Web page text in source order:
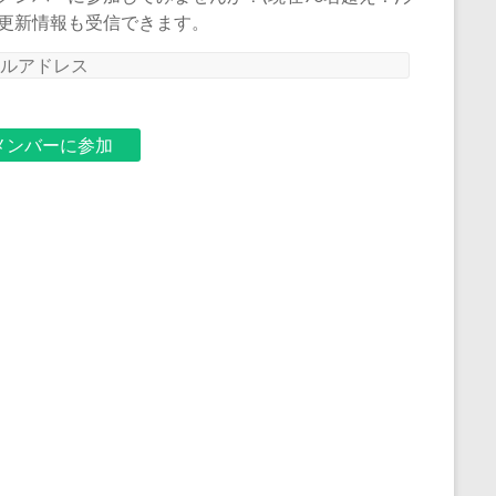
新情報も受信できます。